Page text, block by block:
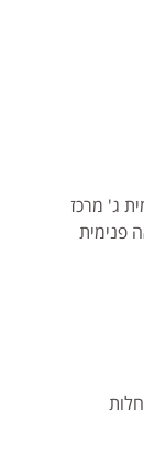
ג' מרכז
פנימית